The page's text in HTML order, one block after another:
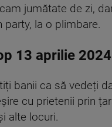
jumătate de zi,
party, la o plimbare.
13 aprilie
banii ca să vedeți
cu prietenii prin
alte locuri.